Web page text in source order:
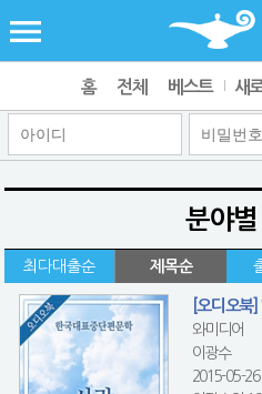
홈 전체 베스트 새
분야별
최다대출순 제목순
[오디오북
와미디어
이광수
2015-05-26